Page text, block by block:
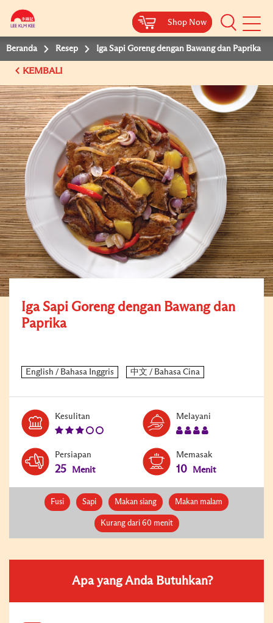
Shop Now
Shop Now
Beranda Resep Iga Sapi Goreng dengan Bawang dan Paprika
KEMBALI
Iga Sapi Goreng dengan Bawang dan
Paprika
Kesulitan Melayani
Persiapan
25 Menit
Memasak
10 Menit
Fusi Sapi Makan siang Makan malam
Kurang dari 60 menit
Apa yang Anda Butuhkan?